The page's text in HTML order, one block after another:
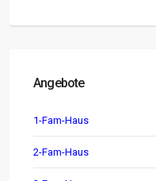
Angebote
1-Fam-Haus
2-Fam-Haus